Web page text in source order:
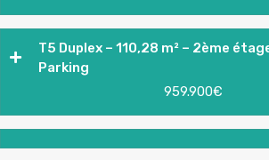
T5 Duplex – 110,28 m² – 2ème
Parking
959.900€